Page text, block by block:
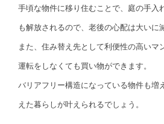
手頃な物件に移り住むことで、庭の手入
も解放されるので、老後の心配は大いに
また、住み替え先として利便性の高いマ
運転をしなくても買い物ができます。
バリアフリー構造になっている物件も増
えた暮らしが叶えられるでしょう。